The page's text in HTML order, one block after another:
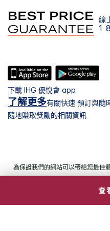
查
線
1
下載 IHG 優悅會 app
了解更多有關快速 預訂與隨
隨地賺取獎勵的相關資訊
為保證我們的網站可以帶給您最佳